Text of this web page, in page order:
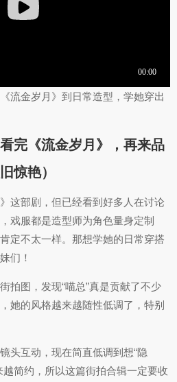
流金岁月》到日常造型，学她穿出
完《流金岁月》，再来品
惊艳）
这部剧，但已经看到好多人在讨论
戏服都是造型师为角色量身定制
定不太一样。那想学她的日常穿搭
们！
拍图，发现“喵总”真是贡献了不少
她的风格越来越随性低调了，特别
头互动，现在简直低调到想“隐
简约，所以这篇街拍合辑一定要收